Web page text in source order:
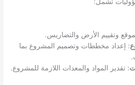
وتقييم الأرض والتضاريس.
: إعداد مخططات وتصميم المشروع بما
: تقدير المواد والمعدات اللازمة للمشروع.